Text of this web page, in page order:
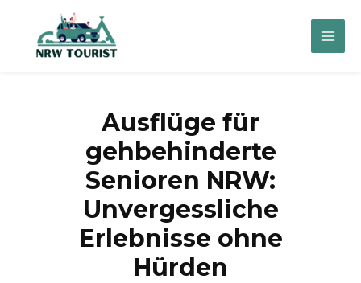
springen
Main
Ausflüge für
gehbehinderte
Senioren NRW:
Unvergessliche
Erlebnisse ohne
Hürden